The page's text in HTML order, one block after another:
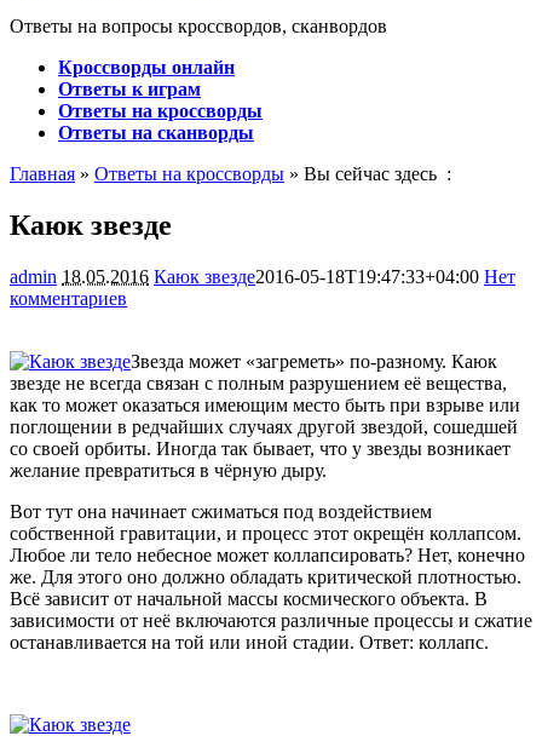
Ответы на вопросы кроссвордов, сканвордов
Кроссворды онлайн
Ответы к играм
Ответы на кроссворды
Ответы на сканворды
Главная » Ответы на кроссворды » Вы сейчас здесь :
Каюк звезде
admin 18.05.2016 Каюк звезде2016-05-18T19:47:33+04:00 Нет
комментариев
Звезда может «загреметь» по-разному. Каюк
звезде не всегда связан с полным разрушением её вещества,
как то может оказаться имеющим место быть при взрыве или
поглощении в редчайших случаях другой звездой, сошедшей
со своей орбиты. Иногда так бывает, что у звезды возникает
желание превратиться в чёрную дыру.
Вот тут она начинает сжиматься под воздействием
собственной гравитации, и процесс этот окрещён коллапсом.
Любое ли тело небесное может коллапсировать? Нет, конечно
же. Для этого оно должно обладать критической плотностью.
Всё зависит от начальной массы космического объекта. В
зависимости от неё включаются различные процессы и сжатие
останавливается на той или иной стадии. Ответ: коллапс.